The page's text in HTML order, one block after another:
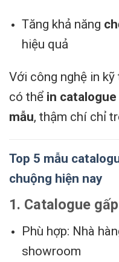
Tăng khả năng
hiệu quả
Với công nghệ in
có thể in
mẫu, thậm chí chỉ
Top 5 mẫu
chuộng hiện nay
1. Catalogue
Phù hợp: Nhà
showroom